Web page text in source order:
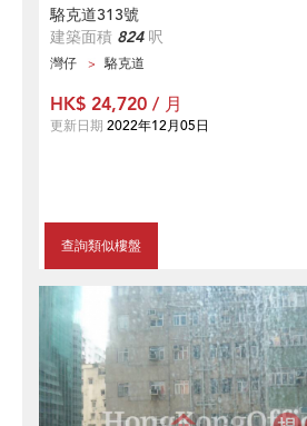
駱克道313號
建築面積 824呎
灣仔 駱克道
查詢類似樓盤
HK$ 24,720 / 月
更新日期 2022年12月05日